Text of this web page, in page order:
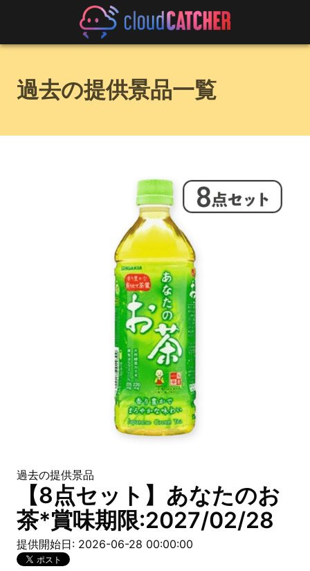
過去の提供景品一覧
過去の提供景品
【8点セット】あなたのお
茶*賞味期限:2027/02/28
提供開始日: 2026-06-28 00:00:00